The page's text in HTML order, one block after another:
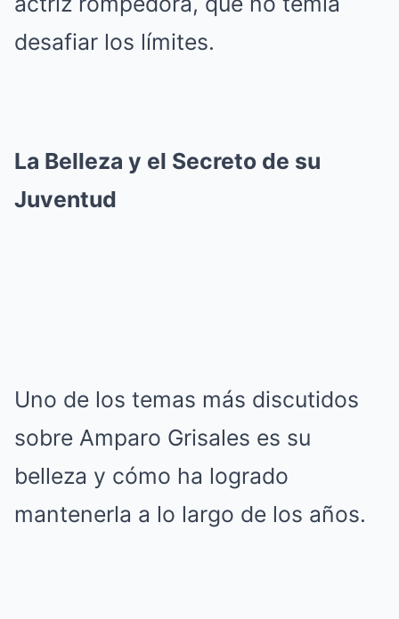
desafiar los límites.
La Belleza y el Secreto de su
Juventud
Uno de los temas más discutidos
sobre Amparo Grisales es su
belleza y cómo ha logrado
mantenerla a lo largo de los años.